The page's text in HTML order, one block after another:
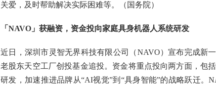
关爱，及时帮助解决实际困难等。（国务院）
「NAVO」获融资，资金投向家庭具身机器人系统研发
近日，深圳市灵智无界科技有限公司（NAVO）宣布完成新
老股东天空工厂创投基金追投。资金将重点投向两方面，包
研发，加速推进品牌从“AI视觉”到“具身智能”的战略跃迁。